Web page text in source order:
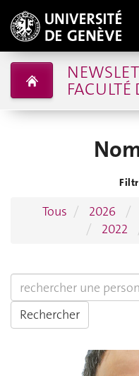
Tous 2026
2022
Rechercher